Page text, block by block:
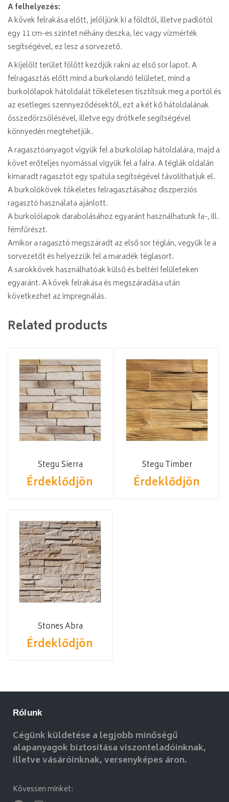
A felhelyezés:
A kövek felrakása előtt, jelöljünk ki a földtől, illetve padlótól
egy 11 cm-es szintet néhány deszka, léc vagy vízmérték
segítségével, ez lesz a sorvezető.
A kijelölt terület fölött kezdjük rakni az első sor lapot. A
felragasztás előtt mind a burkolandó felületet, mind a
burkolólapok hátoldalát tökéletesen tisztítsuk meg a portól és
az esetleges szennyeződésektől, ezt a két kő hátoldalának
összedörzsölésével, illetve egy drótkefe segítségével
könnyedén megtehetjük.
A ragasztóanyagot vigyük fel a burkolólap hátoldalára, majd a
követ erőteljes nyomással vigyük fel a falra. A téglák oldalán
kimaradt ragasztót egy spatula segítségével távolíthatjuk el.
A burkolókövek tökéletes felragasztásához diszperziós
ragasztó használata ajánlott.
A burkolólapok darabolásához egyaránt használhatunk fa-, ill.
fémfűrészt.
Amikor a ragasztó megszáradt az első sor téglán, vegyük le a
sorvezetőt és helyezzük fel a maradék téglasort.
A sarokkövek használhatóak külső és beltéri felületeken
egyaránt. A kövek felrakása és megszáradása után
következhet az impregnálás.
Related products
Stegu Sierra
Érdeklődjön
Stegu Timber
Érdeklődjön
Stones Abra
Érdeklődjön
Rólunk
Cégünk küldetése a legjobb minőségű
alapanyagok biztosítása viszonteladóinknak,
illetve vásáróinknak, versenyképes áron.
Kövessen minket: